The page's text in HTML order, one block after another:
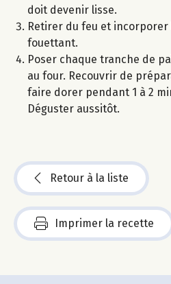
doit devenir lisse.
Retirer du feu et
fouettant.
Poser chaque tranche de
au four. Recouvrir de
faire dorer pendant 1 à 2
Déguster aussitôt.
Retour à la liste
Imprimer la recette